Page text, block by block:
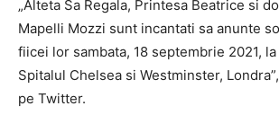
„Alteta Sa Regala, Printesa Beatrice si
Mapelli Mozzi sunt incantati sa anunte
fiicei lor sambata, 18 septembrie 2021,
Spitalul Chelsea si Westminster,
pe Twitter.